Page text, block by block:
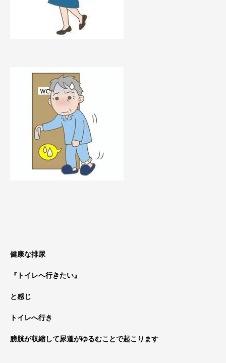
健康な排尿
『トイレへ行きたい』
と感じ
トイレへ行き
膀胱が収縮して尿道がゆるむことで起こります